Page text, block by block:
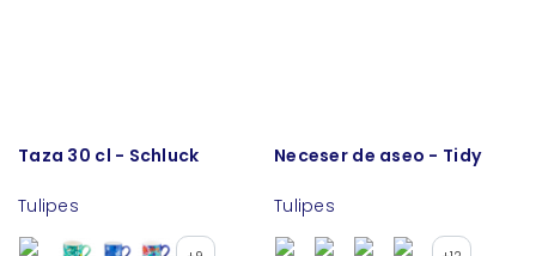
Taza 30 cl - Schluck
Tulipes
Neceser de aseo - Tidy
Tulipes